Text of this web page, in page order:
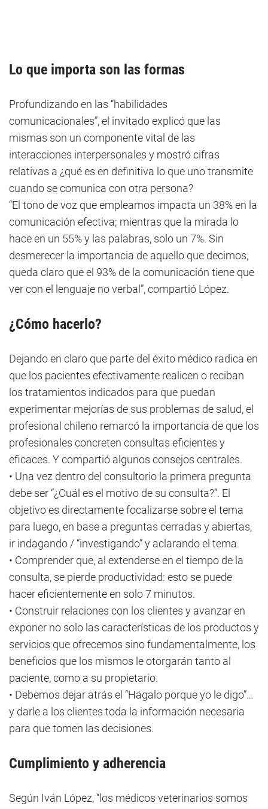
Lo que importa son las formas
Profundizando en las “habilidades
comunicacionales”, el invitado explicó que las
mismas son un componente vital de las
interacciones interpersonales y mostró cifras
relativas a ¿qué es en definitiva lo que uno transmite
cuando se comunica con otra persona?
“El tono de voz que empleamos impacta un 38% en la
comunicación efectiva; mientras que la mirada lo
hace en un 55% y las palabras, solo un 7%. Sin
desmerecer la importancia de aquello que decimos,
queda claro que el 93% de la comunicación tiene que
ver con el lenguaje no verbal”, compartió López.
¿Cómo hacerlo?
Dejando en claro que parte del éxito médico radica en
que los pacientes efectivamente realicen o reciban
los tratamientos indicados para que puedan
experimentar mejorías de sus problemas de salud, el
profesional chileno remarcó la importancia de que los
profesionales concreten consultas eficientes y
eficaces. Y compartió algunos consejos centrales.
• Una vez dentro del consultorio la primera pregunta
debe ser “¿Cuál es el motivo de su consulta?”. El
objetivo es directamente focalizarse sobre el tema
para luego, en base a preguntas cerradas y abiertas,
ir indagando / “investigando” y aclarando el tema.
• Comprender que, al extenderse en el tiempo de la
consulta, se pierde productividad: esto se puede
hacer eficientemente en solo 7 minutos.
• Construir relaciones con los clientes y avanzar en
exponer no solo las características de los productos y
servicios que ofrecemos sino fundamentalmente, los
beneficios que los mismos le otorgarán tanto al
paciente, como a su propietario.
• Debemos dejar atrás el “Hágalo porque yo le digo”…
y darle a los clientes toda la información necesaria
para que tomen las decisiones.
Cumplimiento y adherencia
Según Iván López, “los médicos veterinarios somos